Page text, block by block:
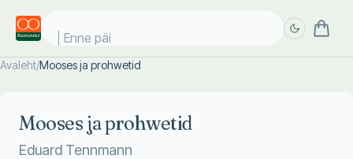
Enne päik
Avaleht/Mooses ja prohwetid
Mooses ja prohwetid
Eduard Tennmann